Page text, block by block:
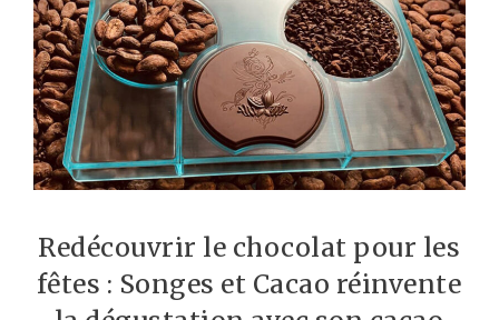
Redécouvrir le chocolat pour les
fêtes : Songes et Cacao réinvente